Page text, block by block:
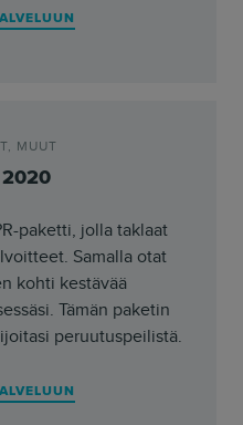
, MUUT
paketti, jolla taklaat
Samalla otat
kohti kestävää
Tämän paketin
peruutuspeilistä.